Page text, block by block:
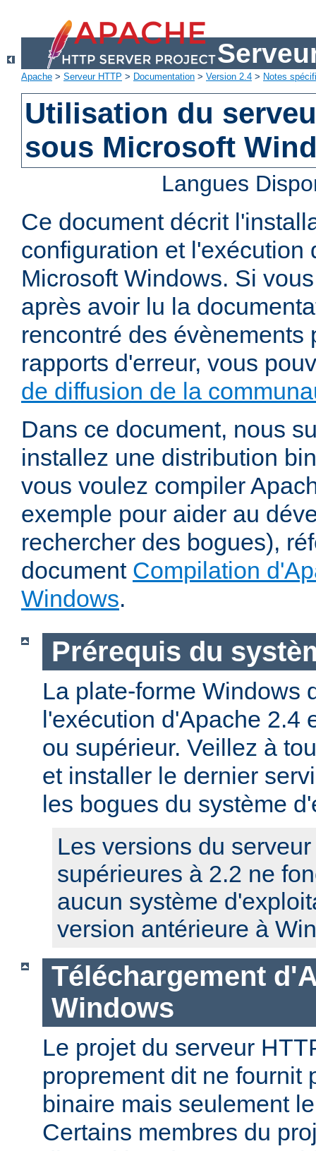
Apache > Serveur HTTP > Documentation > Version 2.4 > Notes
Utilisation du
sous Microsoft
Langues
Ce document décrit
configuration et l'exécution
Microsoft Windows. Si
après avoir lu la
rencontré des évènements
rapports d'erreur, vous
de diffusion de la
Dans ce document, nous
installez une distribution
vous voulez compiler
exemple pour aider au
rechercher des bogues),
document Compilation
Windows.
Prérequis du
La plate-forme Windows
l'exécution d'Apache 2.4
ou supérieur. Veillez à
et installer le dernier
les bogues du système
Les versions du
supérieures à 2.2 ne
aucun système
version antérieure à
Téléchargement
Windows
Le projet du serveur
proprement dit ne fournit
binaire mais seulement
Certains membres du